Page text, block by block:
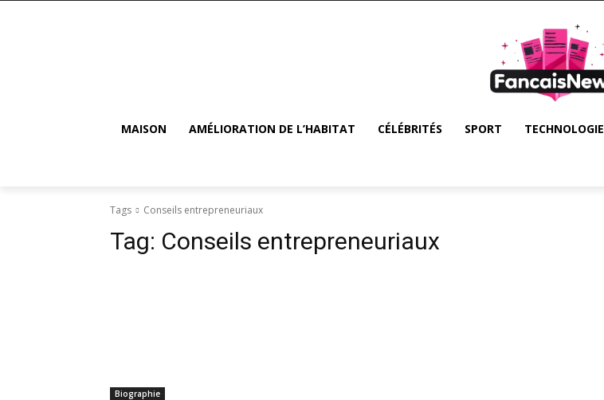
MAISON AMÉLIORATION DE L’HABITAT CÉLÉBRITÉS SPORT TECHNOLOGIE
Tags Conseils entrepreneuriaux
Tag: Conseils entrepreneuriaux
Biographie